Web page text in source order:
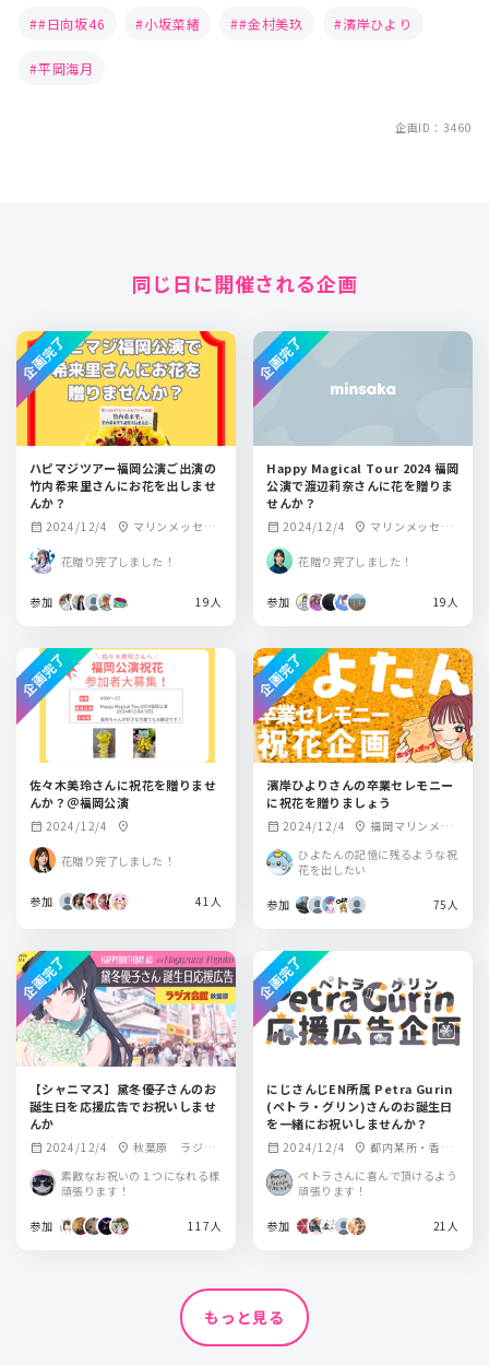
#日向坂46 小坂菜緒 #金村美玖 濱岸ひより
平岡海月
企画ID：3460
同じ日に開催される企画
ハピマジツアー福岡公演ご出演の
竹内希来里さんにお花を出しませ
んか？
calendar_month 2024/12/4 location_on マリンメッセ福
花贈り完了しました！
参加 19人
企画完了
Happy Magical Tour 2024 福岡
公演で渡辺莉奈さんに花を贈りま
せんか？
calendar_month 2024/12/4 location_on マリンメッセ福
花贈り完了しました！
参加 19人
企画完了
佐々木美玲さんに祝花を贈りませ
んか？＠福岡公演
calendar_month 2024/12/4 location_on
花贈り完了しました！
参加 41人
企画完了
濱岸ひよりさんの卒業セレモニー
に祝花を贈りましょう
calendar_month 2024/12/4 location_on 福岡マリンメッ
ひよたんの記憶に残るような祝
花を出したい
参加 75人
企画完了
【シャニマス】黛冬優子さんのお
誕生日を応援広告でお祝いしませ
んか
calendar_month 2024/12/4 location_on 秋葉原 ラジオ
ン
素敵なお祝いの１つになれる様
頑張ります！
参加 117人
企画完了
にじさんじEN所属 Petra Gurin
(ペトラ・グリン)さんのお誕生日
を一緒にお祝いしませんか？
calendar_month 2024/12/4 location_on 都内某所・香川
ペトラさんに喜んで頂けるよう
頑張ります！
参加 21人
企画完了
もっと見る